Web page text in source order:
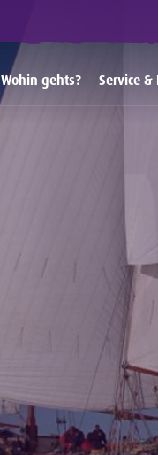
Wohin gehts? Service &